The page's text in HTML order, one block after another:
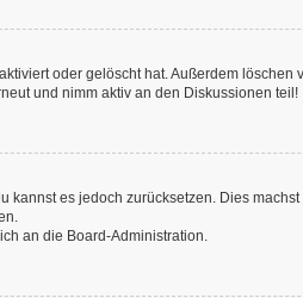
oder gelöscht hat. Außerdem
und nimm aktiv an den Diskussionen teil!
es jedoch zurücksetzen. Dies
an die Board-Administration.